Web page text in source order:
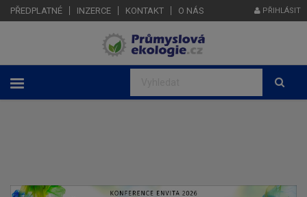
PŘEDPLATNÉ INZERCE KONTAKT O NÁS PŘIHLÁSIT